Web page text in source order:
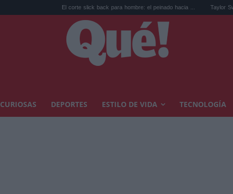
El corte slick back para hombre: el peinado hacia ... Taylor Swift y Trump:
CURIOSAS DEPORTES ESTILO DE VIDA TECNOLOGÍA